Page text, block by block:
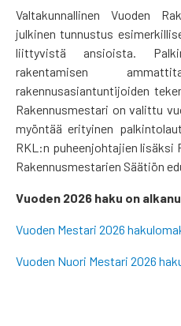
Valtakunnallinen Vuoden
julkinen tunnustus
liittyvistä ansioista.
rakentamisen
rakennusasiantuntijoiden
Rakennusmestari on valittu
myöntää erityinen
RKL:n puheenjohtajien lisäksi
Rakennusmestarien Säätiön
Vuoden 2026 haku on
Vuoden Mestari 2026
Vuoden Nuori Mestari 2026